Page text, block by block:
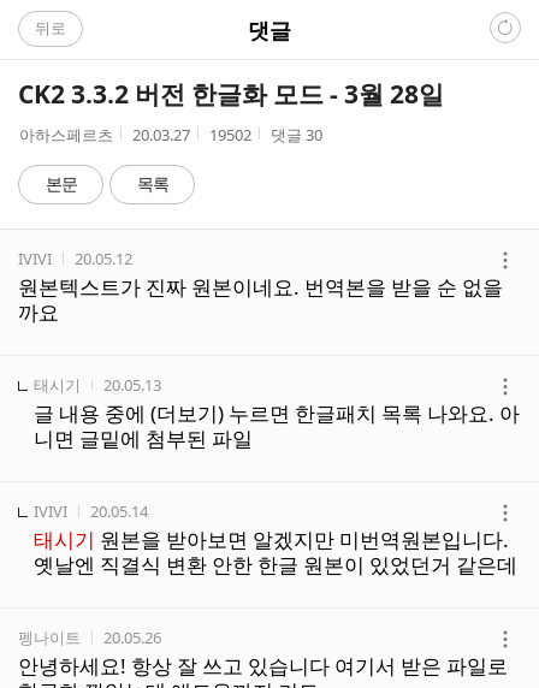
C
댓글
뒤로
CK2 3.3.2 버전 한글화 모드 - 3월 28일
작
자
아하스페르츠
작
시
간
20.03.27
조
19502 댓글 30
본문 목록
작성자
IVIVI 작성시간
20.05.12
원본텍스트가 진짜 원본이네요. 번역본을 받을 순 없을
까요
작성자
태시기 작성시간
20.05.13
글 내용 중에 (더보기) 누르면 한글패치 목록 나와요. 아
니면 글밑에 첨부된 파일
더
보
작성자
IVIVI 작성시간
20.05.14
태시기 원본을 받아보면 알겠지만 미번역원본입니다.
옛날엔 직결식 변환 안한 한글 원본이 있었던거 같은데
보
기
작성자
펭나이트 작성시간
20.05.26
안녕하세요! 항상 잘 쓰고 있습니다 여기서 받은 파일로